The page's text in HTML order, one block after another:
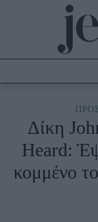
Culture
Fashion
Shopping
Styling Tips
Fashion News
Δίκη
Heard:
κομμένο